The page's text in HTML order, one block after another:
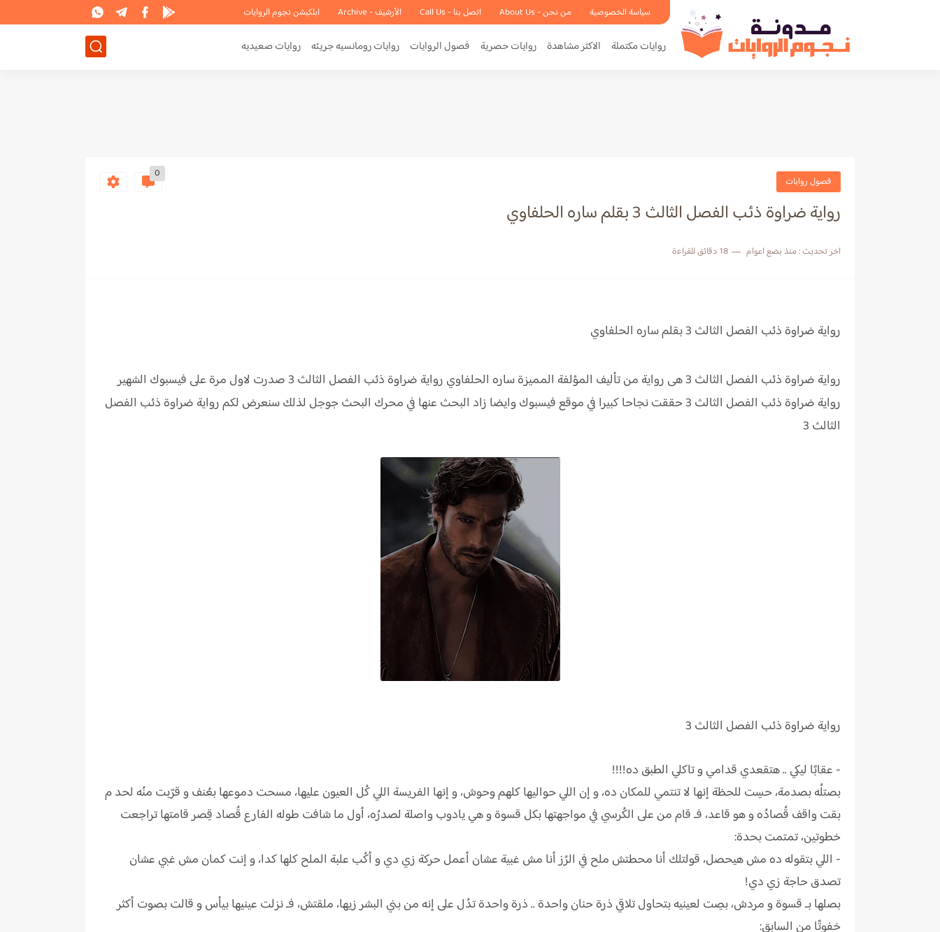
سياسة الخصوصية من نحن - About Us اتصل بنا - Call Us الأرشيف - Archive ابلكيشن نجوم الروايات
روايات مكتملة الاكثر مشاهدة روايات حصرية فصول الروايات روايات رومانسيه جريئه روايات صعيديه
فصول روايات
0
رواية ضراوة ذئب الفصل الثالث 3 بقلم ساره الحلفاوي
اخر تحديث :منذ بضع اعوام 18 دقائق للقراءة
رواية ضراوة ذئب الفصل الثالث 3 بقلم ساره الحلفاوي
رواية ضراوة ذئب الفصل الثالث 3 هى رواية من تأليف المؤلفة المميزة ساره الحلفاوي رواية ضراوة ذئب الفصل الثالث 3 صدرت لاول مرة على فيسبوك الشهير
رواية ضراوة ذئب الفصل الثالث 3 حققت نجاحا كبيرا في موقع فيسبوك وايضا زاد البحث عنها في محرك البحث جوجل لذلك سنعرض لكم رواية ضراوة ذئب الفصل
الثالث 3
رواية ضراوة ذئب الفصل الثالث 3
- عقابًا ليكي .. هتقعدي قدامي و تاكلي الطبق ده!!!!
بصتلُه بصدمة، حسِت للحظة إنها لا تنتمي للمكان ده، و إن اللي حواليها كلهم وحوش، و إنها الفريسة اللي كُل العيون عليها، مسحت دموعها بعُنف و قرّبت منُه لحد م
بقت واقف قُصادُه و هو قاعد، فـ قام من على الكُرسي في مواجهتها بكل قسوة و هي يادوب واصلة لصدرُه، أول ما شافت طوله الفارع قُصاد قِصر قامتها تراجعت
خطوتين، تمتمت بحدة:
- اللي بتقوله ده مش هيحصل، قولتلك أنا محطتش ملح في الرُز أنا مش غبية عشان أعمل حركة زي دي و أكُب علبة الملح كلها كدا، و إنت كمان مش غبي عشان
تصدق حاجة زي دي!
بصلها بـ قسوة و مردش، بصِت لعينيه بتحاول تلاقي ذرة حنان واحدة .. ذرة واحدة تدُل على إنه من بني البشر زيها، ملقتش، فـ نزلت عينيها بيأس و قالت بصوت أكثر
خفوتًا من السابق: